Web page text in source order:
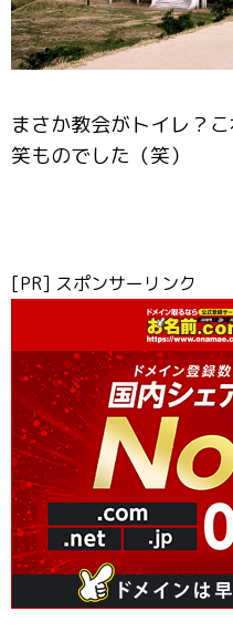
まさか教会がトイレ？
笑ものでした（笑）
[PR] スポンサーリンク